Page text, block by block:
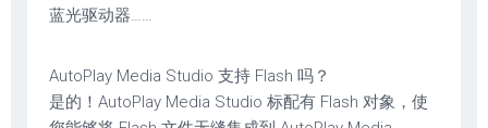
蓝光驱动器……
AutoPlay Media Studio 支持 Flash 吗？
是的！AutoPlay Media Studio 标配有 Flash 对象，使